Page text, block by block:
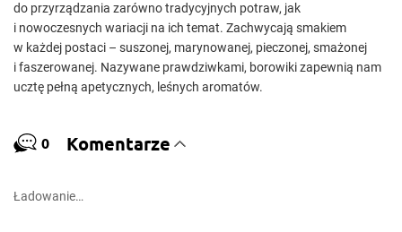
do przyrządzania zarówno tradycyjnych potraw, jak
i nowoczesnych wariacji na ich temat. Zachwycają smakiem
w każdej postaci – suszonej, marynowanej, pieczonej, smażonej
i faszerowanej. Nazywane prawdziwkami, borowiki zapewnią nam
ucztę pełną apetycznych, leśnych aromatów.
0 Komentarze
Ładowanie…